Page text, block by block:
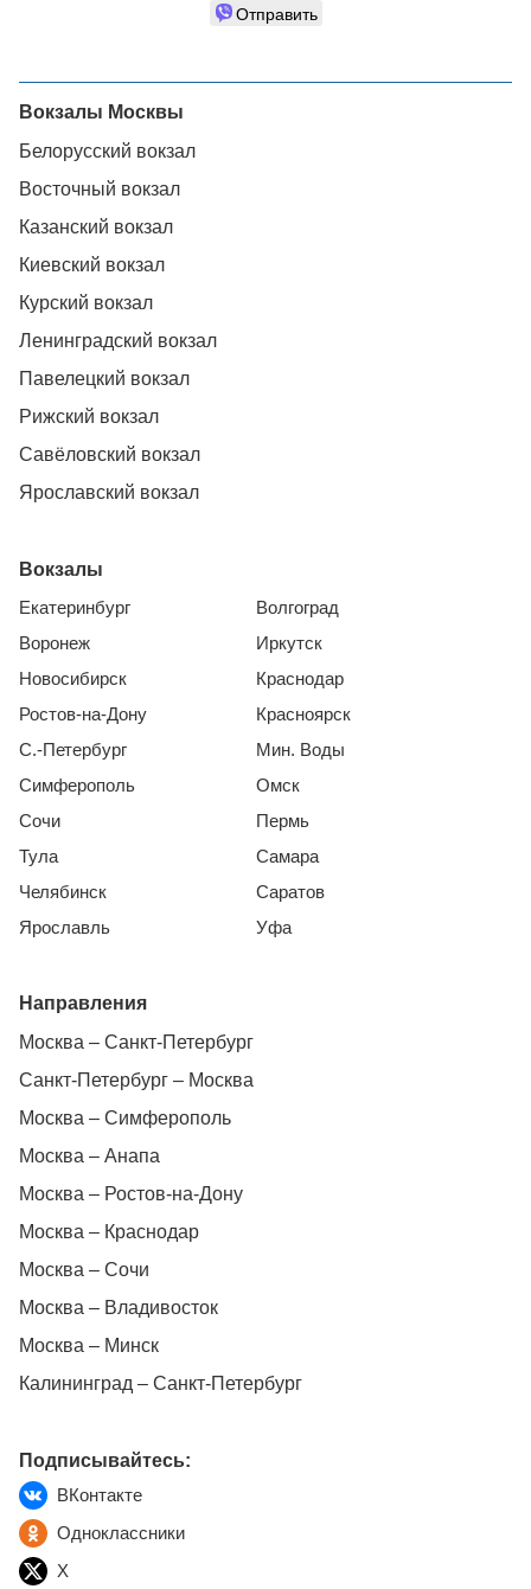
Отправить
Вокзалы Москвы
Белорусский вокзал
Восточный вокзал
Казанский вокзал
Киевский вокзал
Курский вокзал
Ленинградский вокзал
Павелецкий вокзал
Рижский вокзал
Савёловский вокзал
Ярославский вокзал
Вокзалы
Екатеринбург
Воронеж
Новосибирск
Ростов-на-Дону
С.-Петербург
Симферополь
Сочи
Тула
Челябинск
Ярославль
Волгоград
Иркутск
Краснодар
Красноярск
Мин. Воды
Омск
Пермь
Самара
Саратов
Уфа
Направления
Москва – Санкт-Петербург
Санкт-Петербург – Москва
Москва – Симферополь
Москва – Анапа
Москва – Ростов-на-Дону
Москва – Краснодар
Москва – Сочи
Москва – Владивосток
Москва – Минск
Калининград – Санкт-Петербург
Подписывайтесь:
ВКонтакте
Одноклассники
X